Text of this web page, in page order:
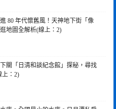
80 年代懷舊風！天神地下街「像
地圖全解析(線上：2)
關「日清和談紀念館」探秘，尋找
上：2)